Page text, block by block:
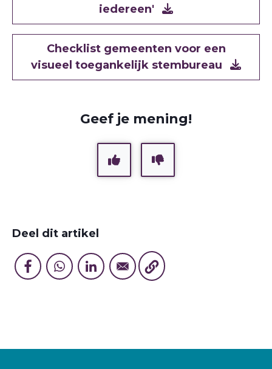
iedereen'
Document
Checklist gemeenten voor een
visueel toegankelijk stembureau
Geef je mening!
Deel dit artikel